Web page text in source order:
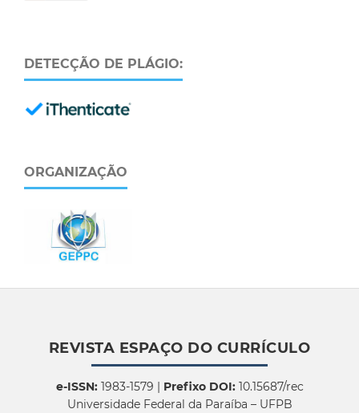
DETECÇÃO DE PLÁGIO:
ORGANIZAÇÃO
REVISTA ESPAÇO DO CURRÍCULO
e-ISSN:1983-1579 | Prefixo DOI:10.15687/rec
Universidade Federal da Paraíba – UFPB